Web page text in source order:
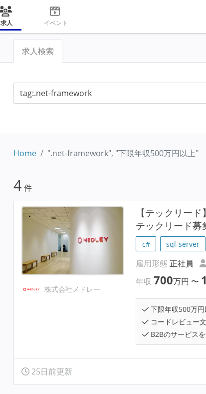
求人 イベント
求人検索
Home ".net-framework", "下限年収500万円以上"
4 件
株式会社メドレー
【テックリー
テックリード募
c# sql-server
雇用形態 正社員
年収700万円 〜
下限年収500万円
コードレビュー
B2Bのサービス
25日前更新